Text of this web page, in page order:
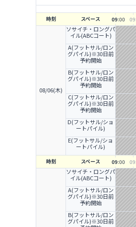
時刻 スペース 09:00 09
08/06(木)
ソサイチ・ロングパ
イル(ABCコート)
A(フットサル/ロン
グパイル)※30日前
予約開始
B(フットサル/ロン
グパイル)※30日前
予約開始
C(フットサル/ロン
グパイル)※30日前
予約開始
D(フットサル/ショ
ートパイル)
E(フットサル/ショ
ートパイル)
時刻 スペース 09:00 09
ソサイチ・ロングパ
イル(ABCコート)
A(フットサル/ロン
グパイル)※30日前
予約開始
B(フットサル/ロン
グパイル)※30日前